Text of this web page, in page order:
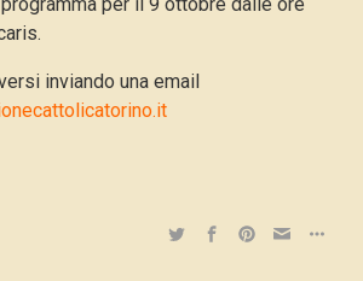
inviando una email